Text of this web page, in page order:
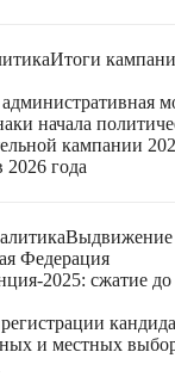
Итоги
начала
кампании
года
Выдвижение
Федерация
2025: сжатие
и местных